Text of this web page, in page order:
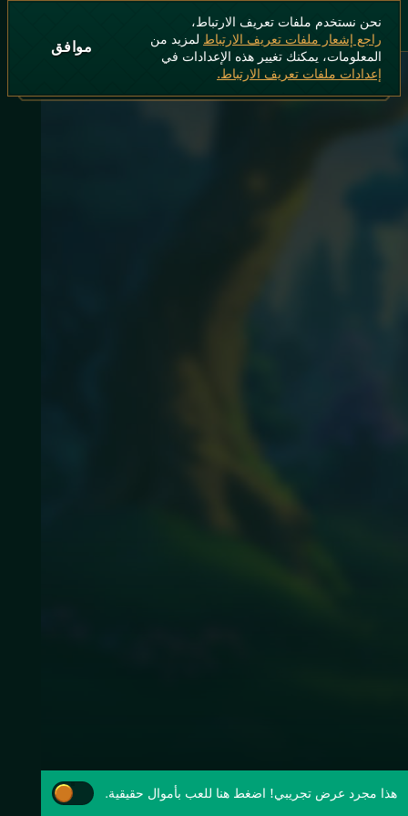
هذا مجرد عرض تجريبي! اضغط هنا للعب بأموال حقيقية.
نحن نستخدم ملفات تعريف الارتباط،
راجع إشعار ملفات تعريف الارتباط لمزيد من
المعلومات، يمكنك تغيير هذه الإعدادات في
إعدادات ملفات تعريف الارتباط.
موافق